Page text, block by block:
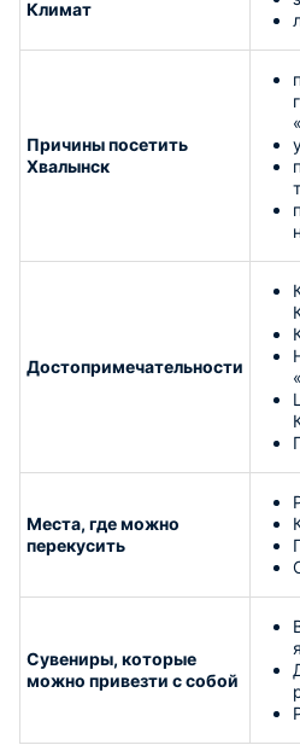
Климат
Причины посетить
Хвалынск
Достопримечательности
Места, где можно
перекусить
Сувениры, которые
можно привезти с собой